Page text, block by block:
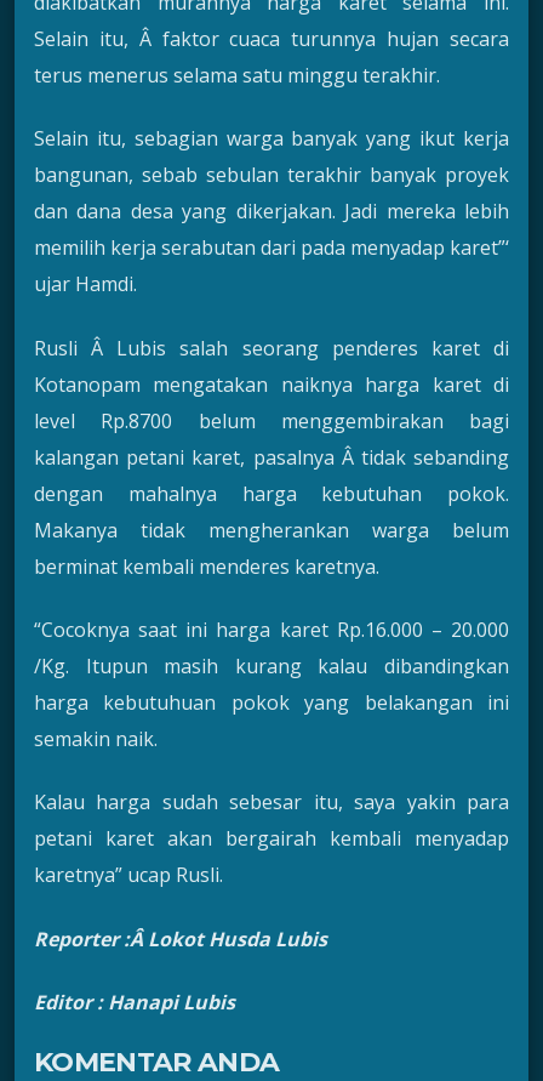
Selain itu, Â faktor cuaca turunnya hujan secara
terus menerus selama satu minggu terakhir.
Selain itu, sebagian warga banyak yang ikut kerja
bangunan, sebab sebulan terakhir banyak proyek
dan dana desa yang dikerjakan. Jadi mereka lebih
memilih kerja serabutan dari pada menyadap karet”‘
ujar Hamdi.
Rusli Â Lubis salah seorang penderes karet di
Kotanopam mengatakan naiknya harga karet di
level Rp.8700 belum menggembirakan bagi
kalangan petani karet, pasalnya Â tidak sebanding
dengan mahalnya harga kebutuhan pokok.
Makanya tidak mengherankan warga belum
berminat kembali menderes karetnya.
“Cocoknya saat ini harga karet Rp.16.000 – 20.000
/Kg. Itupun masih kurang kalau dibandingkan
harga kebutuhuan pokok yang belakangan ini
semakin naik.
Kalau harga sudah sebesar itu, saya yakin para
petani karet akan bergairah kembali menyadap
karetnya” ucap Rusli.
Reporter :Â Lokot Husda Lubis
Editor : Hanapi Lubis
KOMENTAR ANDA